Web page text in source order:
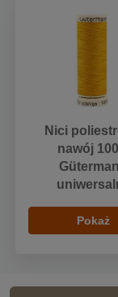
Nici
nawój
Pokaż